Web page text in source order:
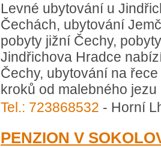
Levné ubytování u
Čechách, ubytování
pobyty jižní Čechy,
Jindřichova Hradce
Čechy, ubytování na
kroků od malebného jezu
Tel.: 723868532 - Horní
PENZION V